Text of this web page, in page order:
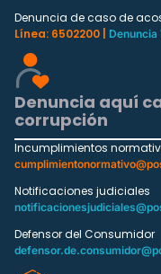
Denuncia de caso de
Línea: 6502200 |
Denuncia aquí
corrupción
Incumplimientos
Notificaciones judiciales
Defensor del Consumidor